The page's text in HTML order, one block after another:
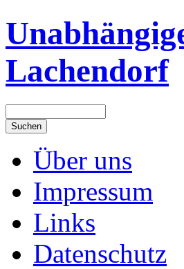
Lachendorf
Über uns
Impressum
Links
Datenschutz